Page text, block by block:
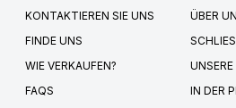
KONTAKTIEREN SIE UNS
FINDE UNS
WIE VERKAUFEN?
FAQS
ÜBER
IN DER